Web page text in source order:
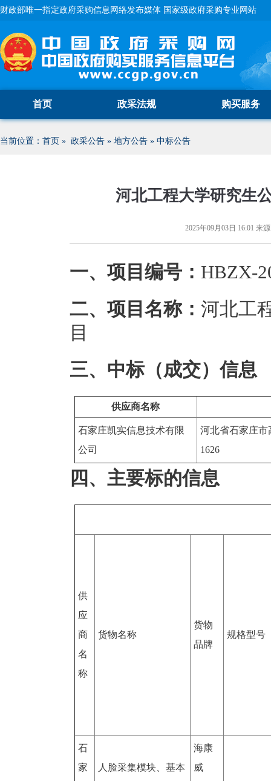
财政部唯一指定政府采购信息网络发布媒体 国家级政府采购专业网站
首页 政采法规 购买服务
当前位置： 首页 » 政采公告 » 地方公告 » 中标公告
河北工程大学研究生
2025年09月03日 16:01 来
一、项目编号： HBZX-
二、项目名称： 河北工
目
三、中标（成交）信息
供应商名称
石家庄凯实信息技术有限
公司
河北省石家庄市
1626
四、主要标的信息
供
应
商
名
称
货物名称
货物
品牌
规格型号
石
家
人脸采集模块、基本
海康
威